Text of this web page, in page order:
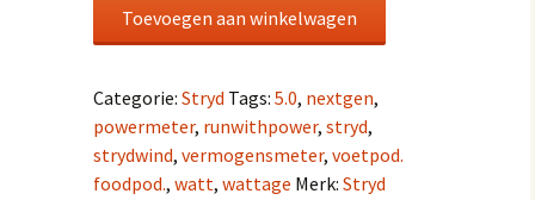
Vermogensmeter
|
|
aantal
Toevoegen aan winkelwagen
Categorie:Stryd Tags:5.0, nextgen,
powermeter, runwithpower,stryd,
strydwind,vermogensmeter,voetpod.
foodpod.,watt,wattage Merk:Stryd